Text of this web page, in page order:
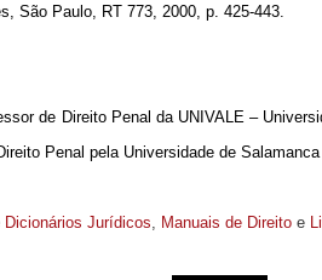
São Paulo, RT 773, 2000, p. 425-443.
de Direito Penal da UNIVALE –
Penal pela Universidade de
Dicionários Jurídicos Manuais de Direito e